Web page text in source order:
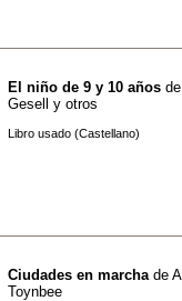
El niño de 9 y 10 años
Gesell y otros
Libro usado (Castellano)
Ciudades en marcha de
Toynbee